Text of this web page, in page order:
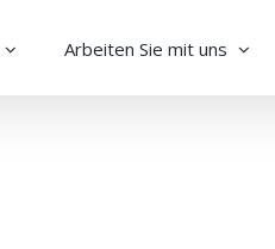
Arbeiten Sie mit uns